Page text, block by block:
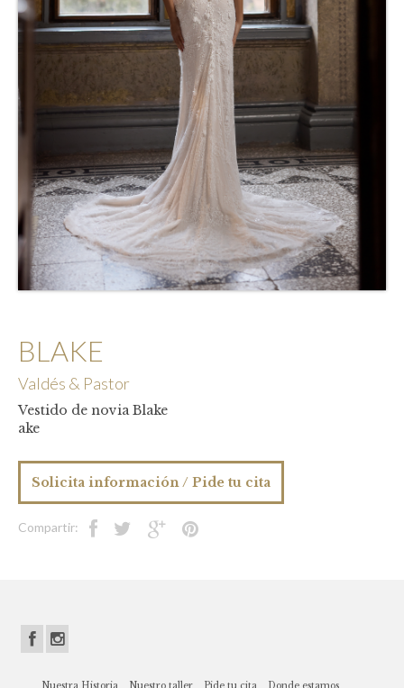
BLAKE
Valdés & Pastor
Vestido de novia Blake
ake
Solicita información / Pide tu cita